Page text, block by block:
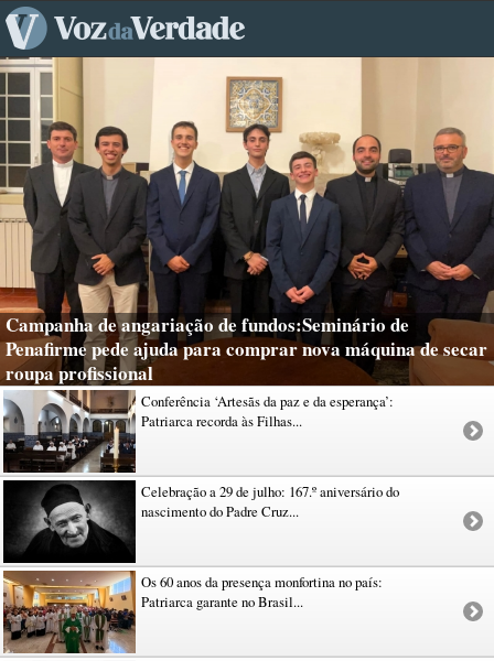
Campanha de angariação de fundos:Seminário de
Penafirme pede ajuda para comprar nova máquina de secar
roupa profissional
Conferência ‘Artesãs da paz e da esperança’:
Patriarca recorda às Filhas...
Celebração a 29 de julho: 167.º aniversário do
nascimento do Padre Cruz...
Os 60 anos da presença monfortina no país:
Patriarca garante no Brasil...